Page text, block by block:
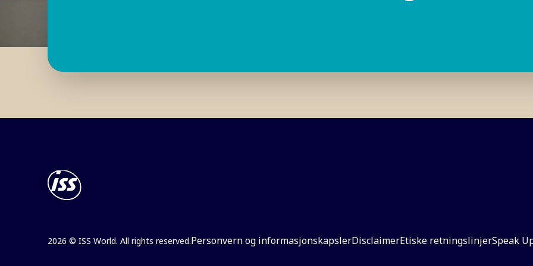
2026 © ISS World. All rights reserved.Personvern og informasjonskapslerDisclaimerEtiske retningslinjerSpeak